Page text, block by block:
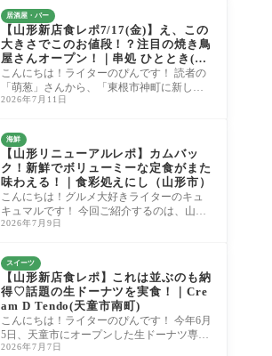
居酒屋・バー
【山形新店食レポ7/17(金)】え、この
大きさでこのお値段！？注目の焼き鳥
屋さんオープン！｜串処 ひととき(東
根市神町北)
こんにちは！ライターのぴんです！ 読者の
「萌葱」さんから、「東根市神町に新しい
お店が7月にオープン予定です！」という情
2026年7月11日
海鮮
【山形リニューアルレポ】カムバッ
ク！新鮮でボリューミーな定食がまた
味わえる！｜食彩処えにし（山形市）
こんにちは！グルメ大好きライターのキュ
キュマルです！ 今回ご紹介するのは、山形
市嶋北にある「食彩処えにし」さん。 先
2026年7月9日
スイーツ
【山形新店食レポ】これは並ぶのも納
得♡話題の生ドーナツを実食！｜Cre
am D Tendo(天童市南町)
こんにちは！ライターのぴんです！ 今年6月
5日、天童市にオープンした生ドーナツ専門
店「Cream D Tendo」さん。 すでに足を運ば
2026年7月7日